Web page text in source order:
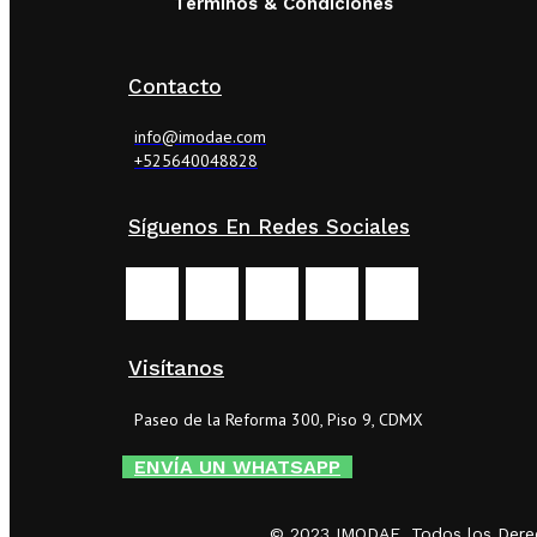
Contacto
info@imodae.com
+525640048828
Síguenos En Redes Sociales
Visítanos
Paseo de la Reforma 300, Piso 9, CDMX
ENVÍA UN WHATSAPP